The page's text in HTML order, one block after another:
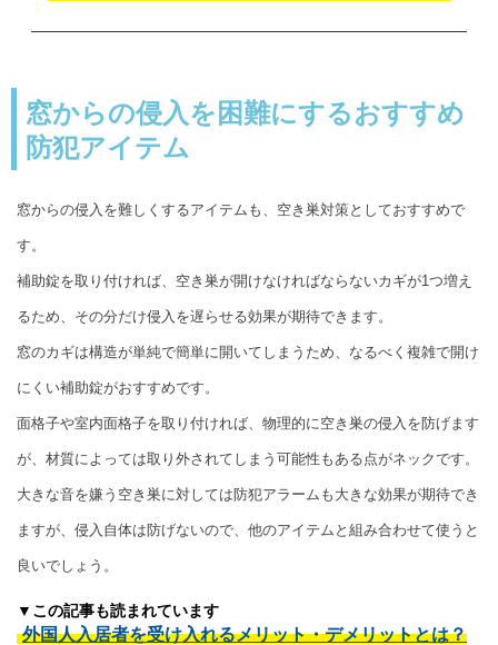
窓からの侵入を困難にするおすすめ
防犯アイテム
窓からの侵入を難しくするアイテムも、空き巣対策としておすすめで
す。
補助錠を取り付ければ、空き巣が開けなければならないカギが1つ増え
るため、その分だけ侵入を遅らせる効果が期待できます。
窓のカギは構造が単純で簡単に開いてしまうため、なるべく複雑で開け
にくい補助錠がおすすめです。
面格子や室内面格子を取り付ければ、物理的に空き巣の侵入を防げます
が、材質によっては取り外されてしまう可能性もある点がネックです。
大きな音を嫌う空き巣に対しては防犯アラームも大きな効果が期待でき
ますが、侵入自体は防げないので、他のアイテムと組み合わせて使うと
良いでしょう。
▼この記事も読まれています
外国人入居者を受け入れるメリット・デメリットとは？